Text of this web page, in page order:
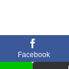
Facebook